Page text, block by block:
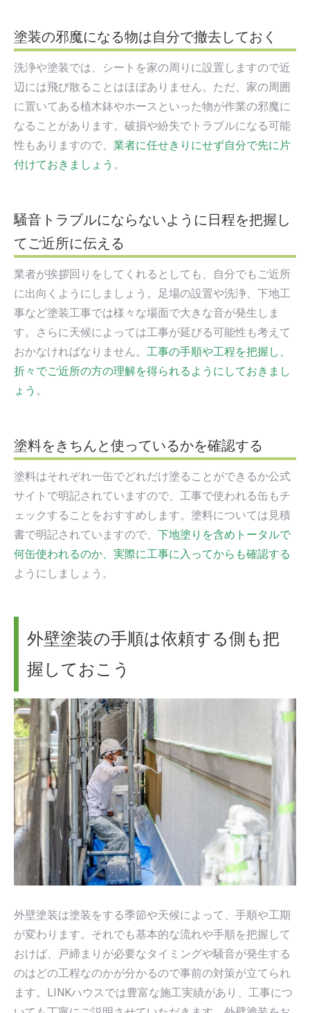
塗装の邪魔になる物は自分で撤去しておく
洗浄や塗装では、シートを家の周りに設置しますので近
辺には飛び散ることはほぼありません。ただ、家の周囲
に置いてある植木鉢やホースといった物が作業の邪魔に
なることがあります。破損や紛失でトラブルになる可能
性もありますので、 業者に任せきりにせず自分で先に片
付けておきましょう 。
騒音トラブルにならないように日程を把握し
てご近所に伝える
業者が挨拶回りをしてくれるとしても、自分でもご近所
に出向くようにしましょう。足場の設置や洗浄、下地工
事など塗装工事では様々な場面で大きな音が発生しま
す。さらに天候によっては工事が延びる可能性も考えて
おかなければなりません。 工事の手順や工程を把握し、
折々でご近所の方の理解を得られるようにしておきまし
ょう 。
塗料をきちんと使っているかを確認する
塗料はそれぞれ一缶でどれだけ塗ることができるか公式
サイトで明記されていますので、工事で使われる缶もチ
ェックすることをおすすめします。塗料については見積
書で明記されていますので、 下地塗りを含めトータルで
何缶使われるのか、実際に工事に入ってからも確認する
ようにしましょう。
外壁塗装の手順は依頼する側も把
握しておこう
外壁塗装は塗装をする季節や天候によって、手順や工期
が変わります。それでも基本的な流れや手順を把握して
おけば、戸締まりが必要なタイミングや騒音が発生する
のはどの工程なのかが分かるので事前の対策が立てられ
ます。LINKハウスでは豊富な施工実績があり、工事につ